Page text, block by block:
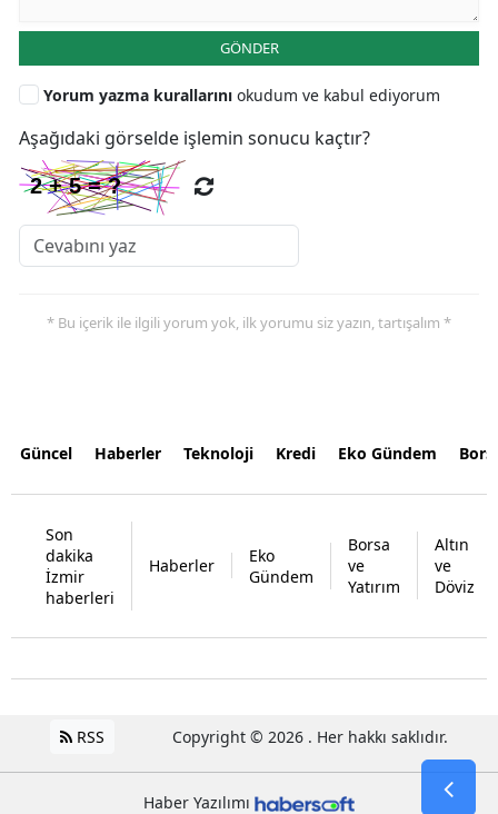
GÖNDER
Yorum yazma kurallarını okudum ve kabul ediyorum
Aşağıdaki görselde işlemin sonucu kaçtır?
* Bu içerik ile ilgili yorum yok, ilk yorumu siz yazın, tartışalım *
Güncel Haberler Teknoloji Kredi Eko Gündem
Son
dakika
İzmir
haberleri
Haberler
Eko
Gündem
Borsa
ve
Yatırım
Altın
ve
Döviz
RSS Copyright © 2026 . Her hakkı saklıdır.
Haber Yazılımı